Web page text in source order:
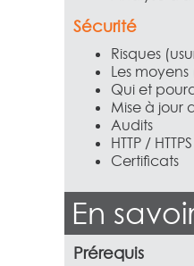
Sécurité
Risques
Les moyens
Qui et
Mise à jour
Audits
HTTP / HTTPS
Certificats
En
Prérequis